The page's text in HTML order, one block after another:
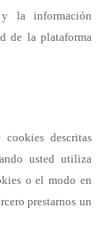
la información
de la plataforma
descritas
usted utiliza
o el modo en
prestarnos un